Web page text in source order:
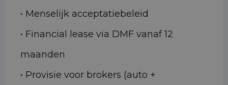
• Menselijk acceptatiebeleid
• Financial lease via DMF vanaf 12
maanden
• Provisie voor brokers (auto +